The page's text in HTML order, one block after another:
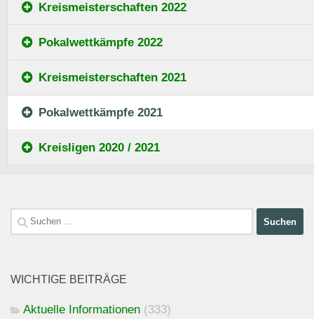
Kreismeisterschaften 2022
Pokalwettkämpfe 2022
Kreismeisterschaften 2021
Pokalwettkämpfe 2021
Kreisligen 2020 / 2021
Suchen
nach:
WICHTIGE BEITRÄGE
Aktuelle Informationen (333)